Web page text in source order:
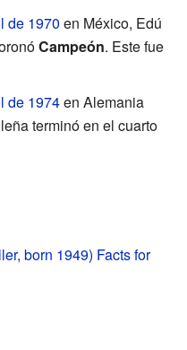
de 1970 en México, Edú
Campeón. Este fue
de 1974en Alemania
terminó en el cuarto
born 1949) Facts for